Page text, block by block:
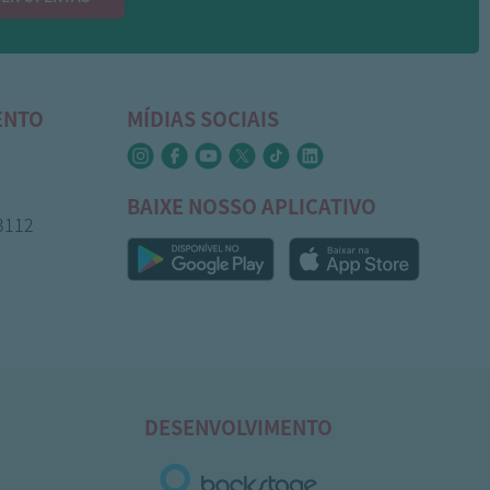
MÍDIAS SOCIAIS
BAIXE NOSSO APLICATIVO
DESENVOLVIMENTO